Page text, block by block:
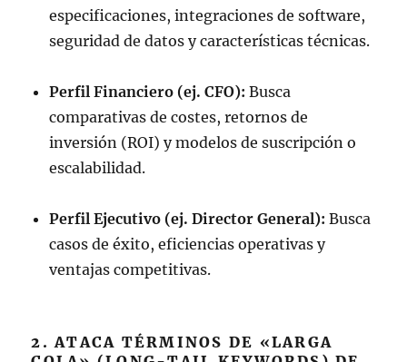
especificaciones, integraciones de software,
seguridad de datos y características técnicas.
Perfil Financiero (ej. CFO): Busca
comparativas de costes, retornos de
inversión (ROI) y modelos de suscripción o
escalabilidad.
Perfil Ejecutivo (ej. Director General): Busca
casos de éxito, eficiencias operativas y
ventajas competitivas.
2. ATACA TÉRMINOS DE «LARGA